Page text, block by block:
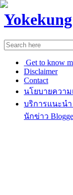
Get to know
Disclaimer
Contact
นโยบายควา
บริการแนะน
นักข่าว